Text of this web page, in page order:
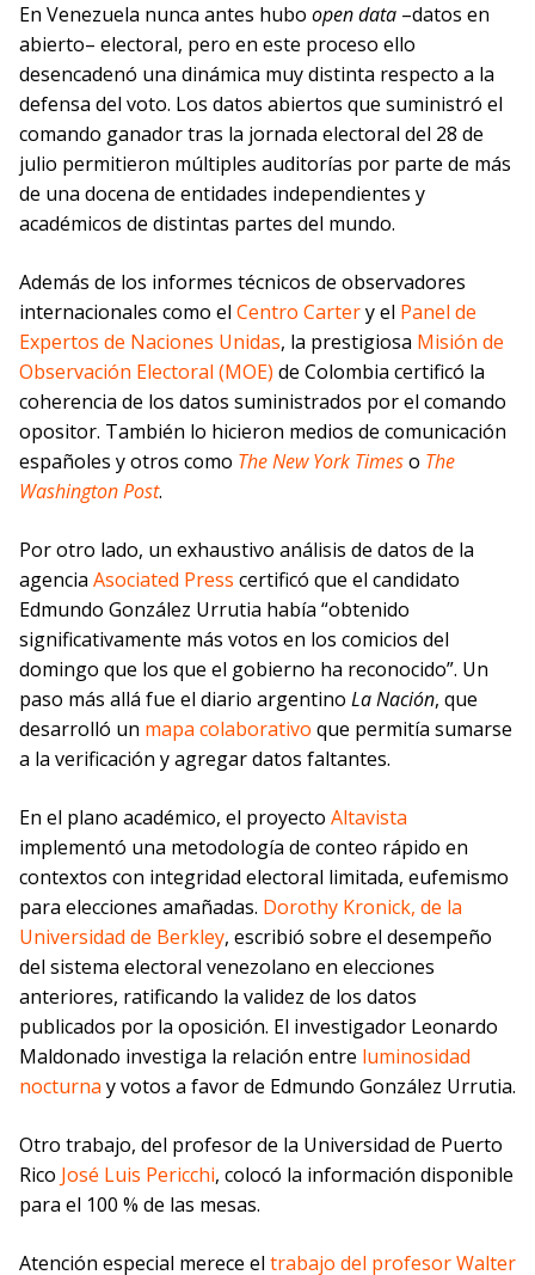
En Venezuela nunca antes hubo open data –datos en
abierto– electoral, pero en este proceso ello
desencadenó una dinámica muy distinta respecto a la
defensa del voto. Los datos abiertos que suministró el
comando ganador tras la jornada electoral del 28 de
julio permitieron múltiples auditorías por parte de más
de una docena de entidades independientes y
académicos de distintas partes del mundo.
Además de los informes técnicos de observadores
internacionales como el Centro Cartery el Panel de
Expertos de Naciones Unidas, la prestigiosa Misión de
Observación Electoral (MOE) de Colombia certificó la
coherencia de los datos suministrados por el comando
opositor. También lo hicieron medios de comunicación
españoles y otros como The New York Timeso The
Washington Post.
Por otro lado, un exhaustivo análisis de datos de la
agencia Asociated Press certificó que el candidato
Edmundo González Urrutia había “obtenido
significativamente más votos en los comicios del
domingo que los que el gobierno ha reconocido”. Un
paso más allá fue el diario argentino La Nación, que
desarrolló un mapa colaborativo que permitía sumarse
a la verificación y agregar datos faltantes.
En el plano académico, el proyecto Altavista
implementó una metodología de conteo rápido en
contextos con integridad electoral limitada, eufemismo
para elecciones amañadas. Dorothy Kronick, de la
Universidad de Berkley, escribió sobre el desempeño
del sistema electoral venezolano en elecciones
anteriores, ratificando la validez de los datos
publicados por la oposición. El investigador Leonardo
Maldonado investiga la relación entre luminosidad
nocturna y votos a favor de Edmundo González Urrutia.
Otro trabajo, del profesor de la Universidad de Puerto
Rico José Luis Pericchi, colocó la información disponible
para el 100 % de las mesas.
Atención especial merece el trabajo del profesor Walter